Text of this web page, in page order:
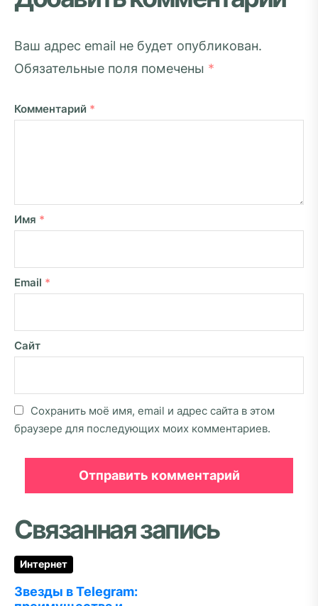
Ваш адрес email не будет опубликован.
Обязательные поля помечены *
Комментарий *
Имя *
Email *
Сайт
Сохранить моё имя, email и адрес сайта в этом
браузере для последующих моих комментариев.
Связанная запись
Интернет
Звезды в Telegram: